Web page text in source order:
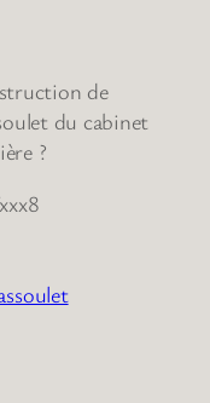
de
du cabinet
?